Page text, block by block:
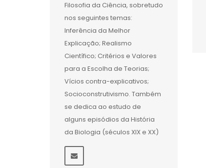
Filosofia da Ciência, sobretudo
nos seguintes temas:
Inferência da Melhor
Explicação; Realismo
Científico; Critérios e Valores
para a Escolha de Teorias;
Vícios contra-explicativos;
Socioconstrutivismo. Também
se dedica ao estudo de
alguns episódios da História
da Biologia (séculos XIX e XX)